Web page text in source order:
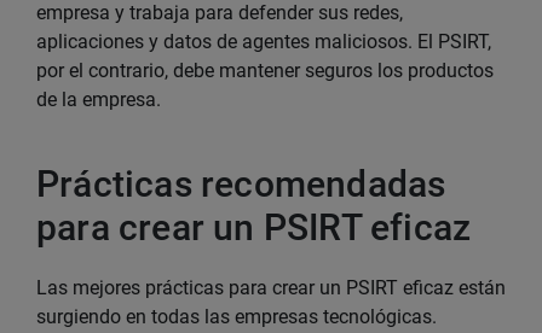
empresa y trabaja para defender sus redes,
aplicaciones y datos de agentes maliciosos. El PSIRT,
por el contrario, debe mantener seguros los productos
de la empresa.
Prácticas recomendadas
para crear un PSIRT eficaz
Las mejores prácticas para crear un PSIRT eficaz están
surgiendo en todas las empresas tecnológicas.